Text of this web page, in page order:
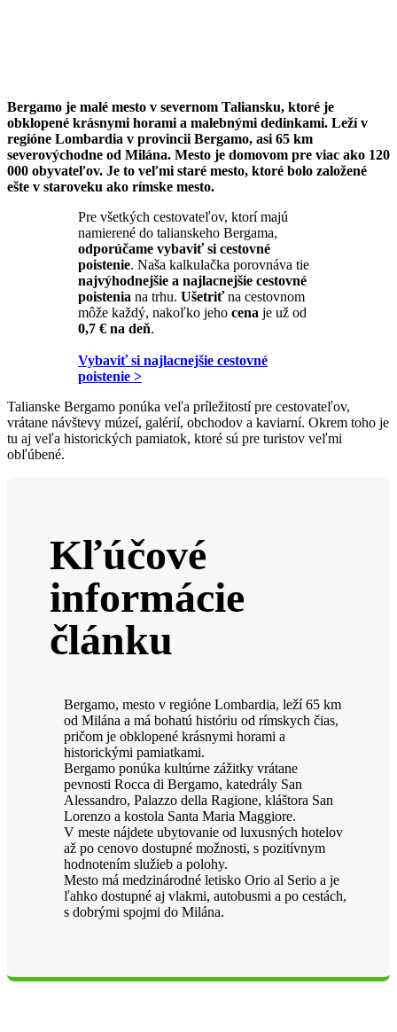
Bergamo je malé mesto v severnom Taliansku, ktoré je
obklopené krásnymi horami a malebnými dedinkami. Leží v
regióne Lombardia v provincii Bergamo, asi 65 km
severovýchodne od Milána. Mesto je domovom pre viac ako 120
000 obyvateľov. Je to veľmi staré mesto, ktoré bolo založené
ešte v staroveku ako rímske mesto.
Pre všetkých cestovateľov, ktorí majú
namierené do talianskeho Bergama,
odporúčame vybaviť si cestovné
poistenie. Naša kalkulačka porovnáva tie
najvýhodnejšie a najlacnejšie cestovné
poistenia na trhu. Ušetriťna cestovnom
môže každý, nakoľko jeho cena je už od
0,7 € na deň.
Vybaviť si najlacnejšie cestovné
poistenie >
Talianske Bergamo ponúka veľa príležitostí pre cestovateľov,
vrátane návštevy múzeí, galérií, obchodov a kaviarní. Okrem toho je
tu aj veľa historických pamiatok, ktoré sú pre turistov veľmi
obľúbené.
Kľúčové
informácie
článku
Bergamo, mesto v regióne Lombardia, leží 65 km
od Milána a má bohatú históriu od rímskych čias,
pričom je obklopené krásnymi horami a
historickými pamiatkami.
Bergamo ponúka kultúrne zážitky vrátane
pevnosti Rocca di Bergamo, katedrály San
Alessandro, Palazzo della Ragione, kláštora San
Lorenzo a kostola Santa Maria Maggiore.
V meste nájdete ubytovanie od luxusných hotelov
až po cenovo dostupné možnosti, s pozitívnym
hodnotením služieb a polohy.
Mesto má medzinárodné letisko Orio al Serio a je
ľahko dostupné aj vlakmi, autobusmi a po cestách,
s dobrými spojmi do Milána.